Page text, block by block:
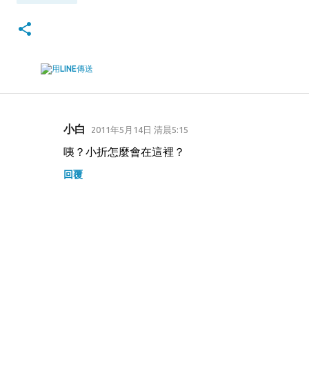
小白 2011年5月14日 清晨5:15
咦？小折怎麼會在這裡？
回覆